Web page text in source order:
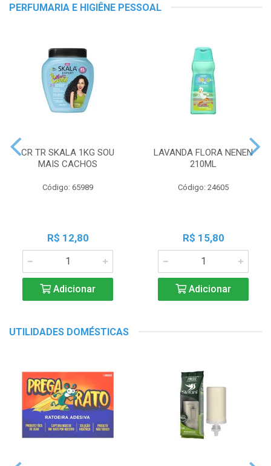
PERFUMARIA E HIGIÊNE PESSOAL
CR TR SKALA 1KG SOU
MAIS CACHOS
Código: 65989
R$ 12,80
Adicionar
LAVANDA FLORA NENEN
210ML
Código: 24605
R$ 15,80
Adicionar
UTILIDADES DOMÉSTICAS